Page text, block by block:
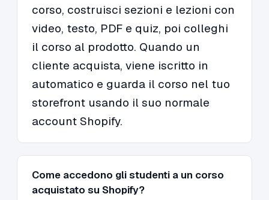
corso, costruisci sezioni e lezioni con
video, testo, PDF e quiz, poi colleghi
il corso al prodotto. Quando un
cliente acquista, viene iscritto in
automatico e guarda il corso nel tuo
storefront usando il suo normale
account Shopify.
Come accedono gli studenti a un corso
acquistato su Shopify?